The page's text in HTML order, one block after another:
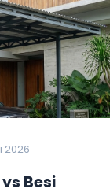
2026
Besi